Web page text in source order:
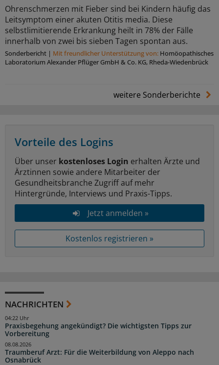
Ohrenschmerzen mit Fieber sind bei Kindern häufig das
Leitsymptom einer akuten Otitis media. Diese
selbstlimitierende Erkrankung heilt in 78% der Fälle
innerhalb von zwei bis sieben Tagen spontan aus.
Sonderbericht | Mit freundlicher Unterstützung von: Homöopathisches
Laboratorium Alexander Pflüger GmbH & Co. KG, Rheda-Wiedenbrück
weitere Sonderberichte
Vorteile des Logins
Über unser kostenloses Login erhalten Ärzte und
Ärztinnen sowie andere Mitarbeiter der
Gesundheitsbranche Zugriff auf mehr
Hintergründe, Interviews und Praxis-Tipps.
Jetzt anmelden »
Kostenlos registrieren »
NACHRICHTEN
Praxisbegehung angekündigt? Die wichtigsten Tipps zur
Vorbereitung
04:22 Uhr
Traumberuf Arzt: Für die Weiterbildung von Aleppo nach
Osnabrück
08.08.2026